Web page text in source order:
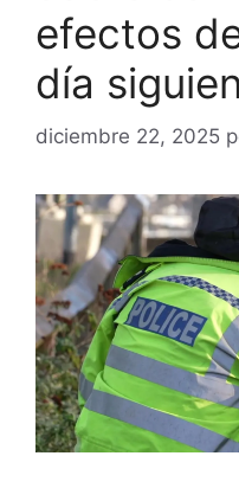
efectos
día
diciembre 22, 2025